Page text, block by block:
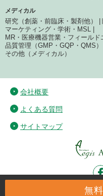
メディカル
研究（創薬・前臨床・製剤他）
マーケティング・学術・MSL
MR・医療機器営業・フィールド
品質管理（GMP・GQP・QMS
その他（メディカル）
会社概要
よくある質問
サイトマップ
Copyright c Aegis
無